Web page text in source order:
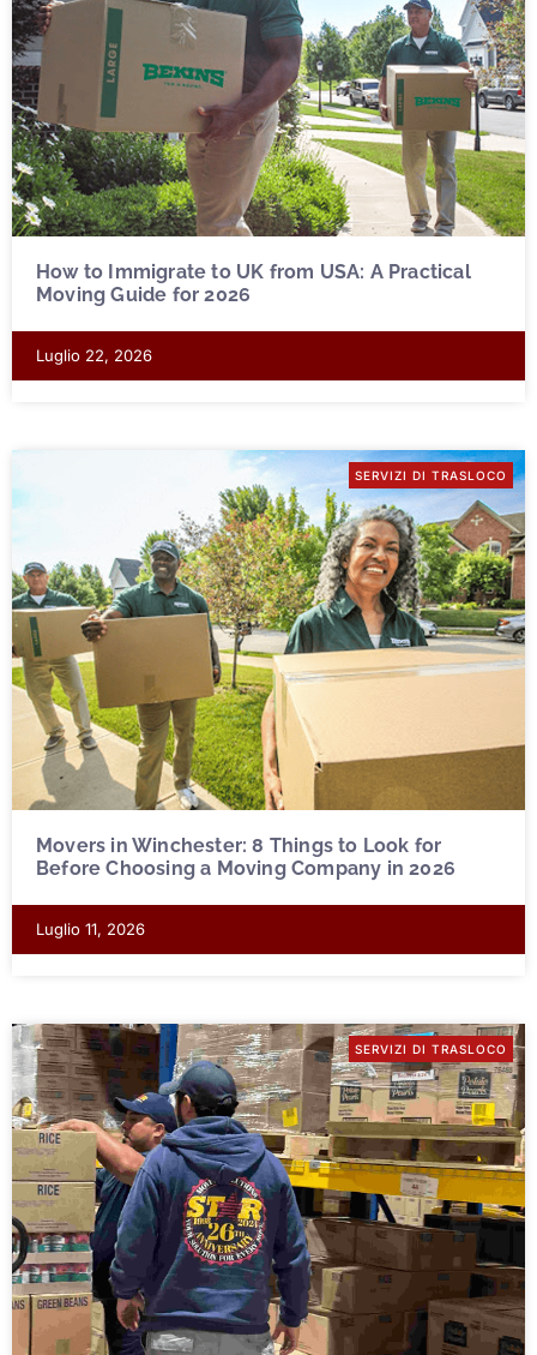
How to Immigrate to UK from USA: A Practical
Moving Guide for 2026
Luglio 22, 2026
SERVIZI DI TRASLOCO
Movers in Winchester: 8 Things to Look for
Before Choosing a Moving Company in 2026
Luglio 11, 2026
SERVIZI DI TRASLOCO